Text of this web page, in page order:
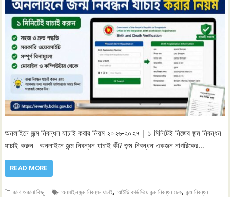
অনলাইনে জন্ম নিবন্ধন যাচাই করার নিয়ম ২০২৬-২০২৭ | ১ মিনিটেই নিজের জন্ম নিবন্ধন
যাচাই করুন অনলাইনে জন্ম নিবন্ধন যাচাই কী? জন্ম নিবন্ধন একজন নাগরিকের…
READ MORE
জানা অজানা কিছু অনলাইন জন্ম নিবন্ধন যাচাই,আইডি কার্ড দিয়ে জন্ম নিবন্ধন চেক,জন্ম নিবন্ধন